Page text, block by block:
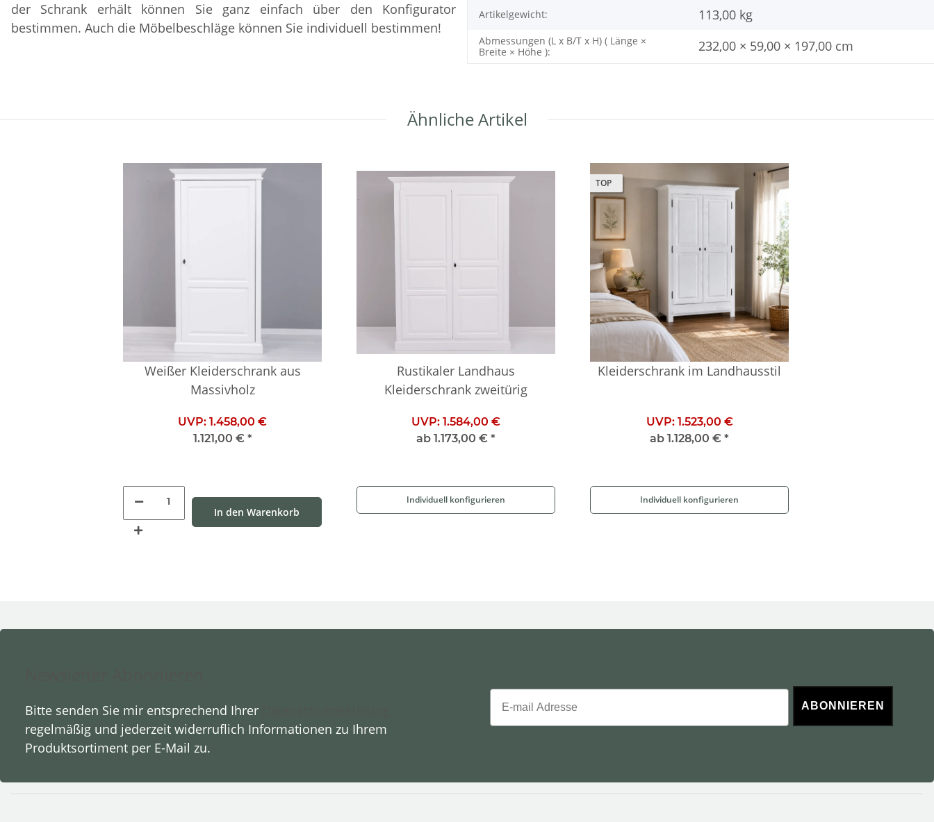
der Schrank erhält können Sie ganz einfach über den Konfigurator
bestimmen. Auch die Möbelbeschläge können Sie individuell bestimmen!
Artikelgewicht: 113,00 kg
Abmessungen (L x B/T x H) ( Länge ×
Breite × Höhe ):
232,00 × 59,00 × 197,00 cm
Ähnliche Artikel
Weißer Kleiderschrank aus
Massivholz
UVP: 1.458,00 €
1.121,00 € *
In den Warenkorb
Rustikaler Landhaus
Kleiderschrank zweitürig
UVP: 1.584,00 €
ab 1.173,00 € *
Individuell konfigurieren
TOP
Kleiderschrank im Landhausstil
UVP: 1.523,00 €
ab 1.128,00 € *
Individuell konfigurieren
Bitte senden Sie mir entsprechend Ihrer
regelmäßig und jederzeit widerruflich Informationen zu Ihrem
Produktsortiment per E-Mail zu.
Email
ABONNIEREN